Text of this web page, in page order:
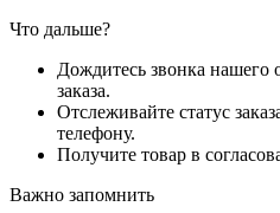
Что дальше?
Дождитесь звонка нашего
заказа.
Отслеживайте статус
телефону.
Получите товар в
Важно запомнить